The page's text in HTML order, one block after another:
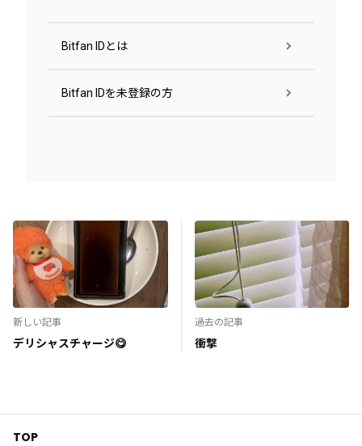
Bitfan IDとは
Bitfan IDを未登録の方
新しい記事
デリシャスチャージ😋
過去の記事
衝撃
TOP